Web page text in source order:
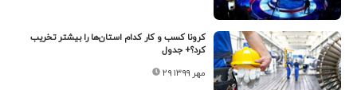
کرونا کسب و کار کدام ‌استان‌ها را بیشتر تخریب
کرد؟+ جدول
۲۹ مهر ۱۳۹۹